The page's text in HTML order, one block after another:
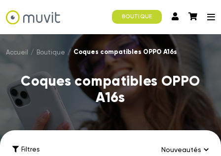
BOUTIQUE
Accueil / Boutique / Coques compatibles OPPO A16s
Coques compatibles OPPO
A16s
Filtres